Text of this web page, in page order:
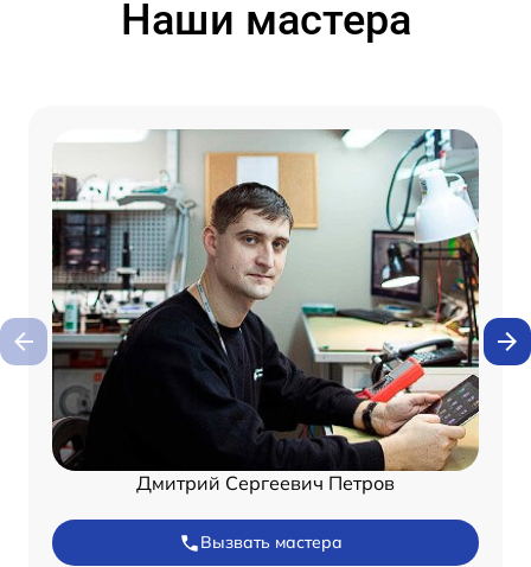
Наши мастера
Дмитрий Сергеевич Петров
Вызвать мастера